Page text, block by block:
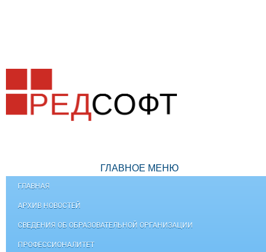
ГЛАВНОЕ МЕНЮ
ГЛАВНАЯ
АРХИВ НОВОСТЕЙ
СВЕДЕНИЯ ОБ ОБРАЗОВАТЕЛЬНОЙ ОРГАНИЗАЦИИ
ПРОФЕССИОНАЛИТЕТ